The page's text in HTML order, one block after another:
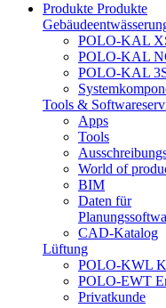
Produkte Produkte
POLO-KAL
POLO-KAL
POLO-KAL
Tools &
Apps
Tools
World of
BIM
Daten für
CAD-Katalog
Lüftung
POLO-KWL
POLO-EWT
Privatkunde